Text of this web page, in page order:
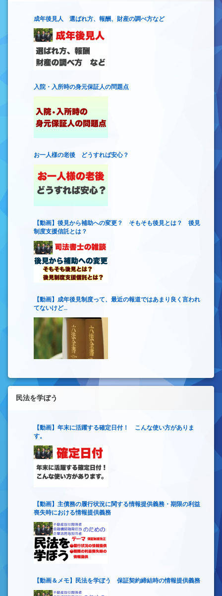
成年後見人 選ばれ方、報酬、財産の調べ方など
入院・入所時の身元保証人の問題点
お一人様の老後 どうすれば安心？
【動画】後見から補助への変更？ そもそも後見とは？ 後見
制度支援信託とは？
【動画】成年後見制度って、最近の報道ではあまり良く言われ
てないけど…
民法を学ぼう
【動画】年末に活躍する確定日付！ こんな使い方がありま
す。
【動画】主債務の履行状況に関する情報提供義務・期限の利益
喪失時における情報提供義務
【動画＆メモ】民法を学ぼう 保証契約締結時の情報提供義務